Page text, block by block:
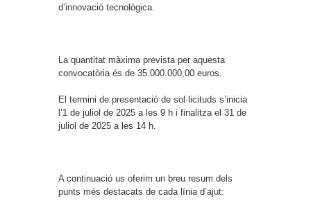
d’innovació tecnològica.
La quantitat màxima prevista per aquesta
convocatòria és de 35.000.000,00 euros.
El termini de presentació de sol·licituds s’inicia
l’1 de juliol de 2025 a les 9 h i finalitza el 31 de
juliol de 2025 a les 14 h.
A continuació us oferim un breu resum dels
punts més destacats de cada línia d’ajut: